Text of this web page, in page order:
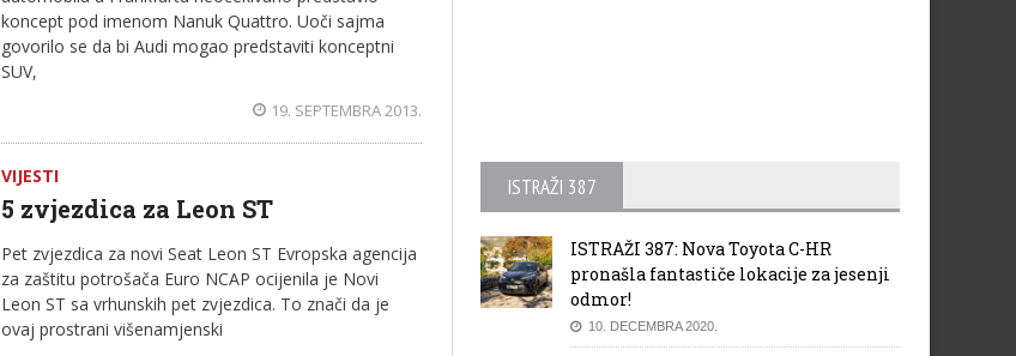
koncept pod imenom Nanuk Quattro. Uoči sajma
govorilo se da bi Audi mogao predstaviti konceptni
SUV,
19. SEPTEMBRA 2013.
VIJESTI
5 zvjezdica za Leon ST
Pet zvjezdica za novi Seat Leon ST Evropska agencija
za zaštitu potrošača Euro NCAP ocijenila je Novi
Leon ST sa vrhunskih pet zvjezdica. To znači da je
ovaj prostrani višenamjenski
ISTRAŽI 387
ISTRAŽI 387: Nova Toyota C-HR
pronašla fantastiče lokacije za jesenji
odmor!
10. DECEMBRA 2020.